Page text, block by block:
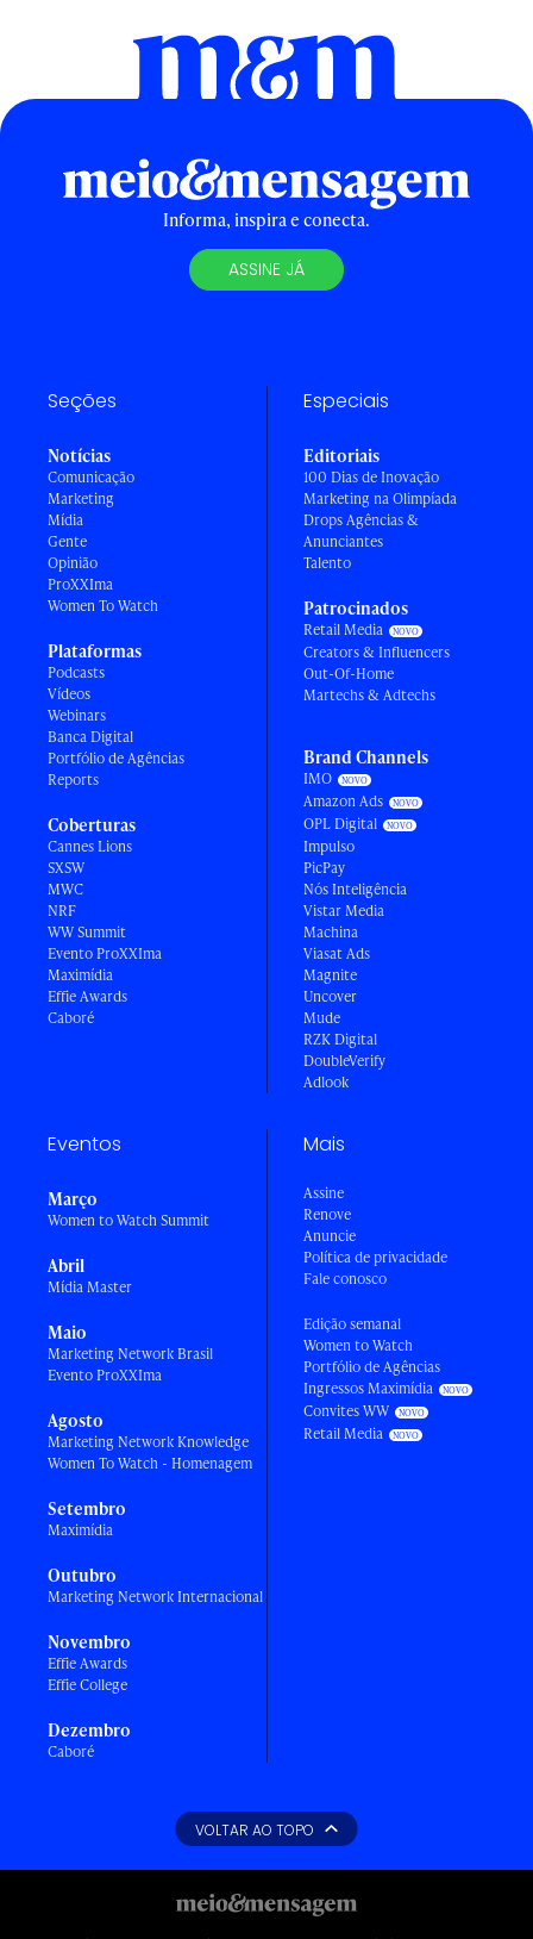
Informa, inspira e conecta.
ASSINE JÁ
Seções
Notícias
Comunicação
Marketing
Mídia
Gente
Opinião
ProXXIma
Women To Watch
Plataformas
Podcasts
Vídeos
Webinars
Banca Digital
Portfólio de Agências
Reports
Coberturas
Cannes Lions
SXSW
MWC
NRF
WW Summit
Evento ProXXIma
Maximídia
Effie Awards
Caboré
Especiais
Editoriais
100 Dias de Inovação
Marketing na Olimpíada
Drops Agências &
Anunciantes
Talento
Patrocinados
Retail Media
Creators & Influencers
Out-Of-Home
Martechs & Adtechs
Brand Channels
IMO
Amazon Ads
OPL Digital
Impulso
PicPay
Nós Inteligência
Vistar Media
Machina
Viasat Ads
Magnite
Uncover
Mude
RZK Digital
DoubleVerify
Adlook
Eventos
Março
Women to Watch Summit
Abril
Mídia Master
Maio
Marketing Network Brasil
Evento ProXXIma
Agosto
Marketing Network Knowledge
Women To Watch - Homenagem
Setembro
Maximídia
Outubro
Marketing Network Internacional
Novembro
Effie Awards
Effie College
Dezembro
Caboré
Mais
Assine
Renove
Anuncie
Política de privacidade
Fale conosco
Edição semanal
Women to Watch
Portfólio de Agências
Ingressos Maximídia
Convites WW
Retail Media
VOLTAR AO TOPO